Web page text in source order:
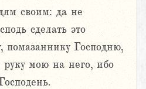
своим: да не
сделать это
помазаннику Господню,
мою на него, ибо